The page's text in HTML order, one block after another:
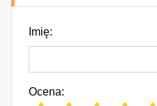
Imię:
Ocena: